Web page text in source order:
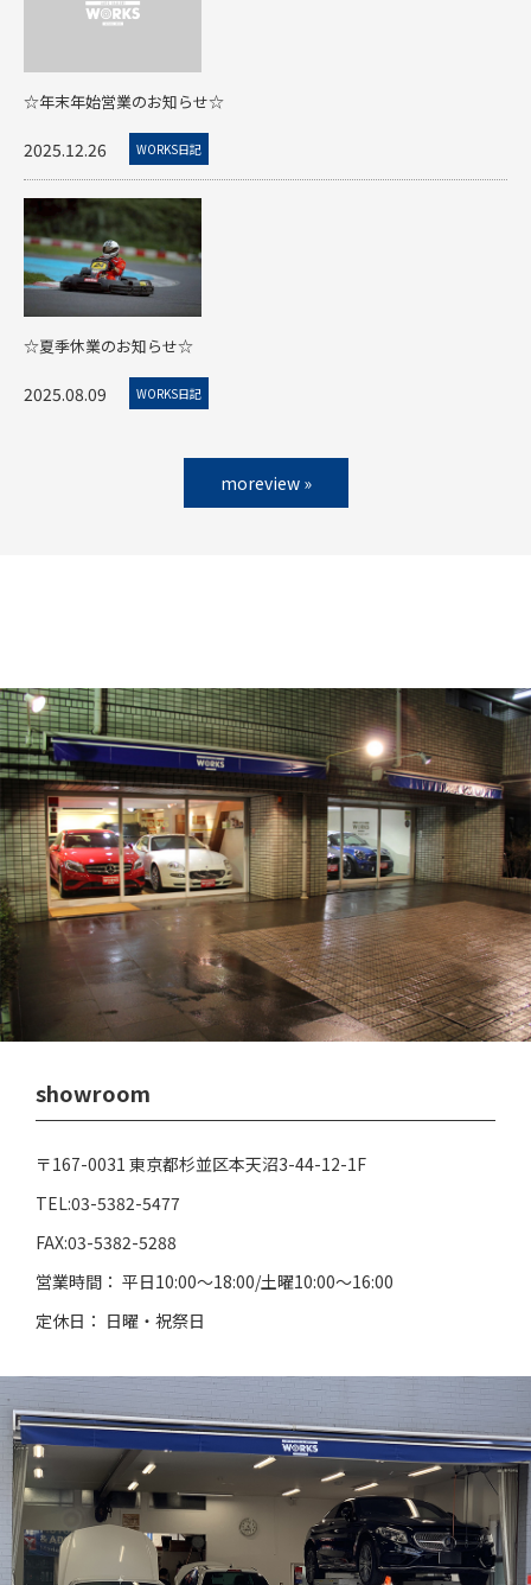
☆年末年始営業のお知らせ☆
2025.12.26 WORKS日記
☆夏季休業のお知らせ☆
2025.08.09 WORKS日記
moreview »
showroom
〒167-0031 東京都杉並区本天沼3-44-12-1F
TEL:03-5382-5477
FAX:03-5382-5288
営業時間： 平日10:00～18:00/土曜10:00～16:00
定休日： 日曜・祝祭日